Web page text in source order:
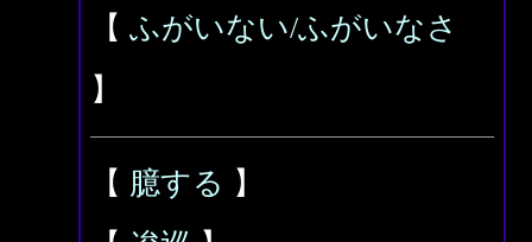
【 ふがいない/ふがいなさ
】
【 臆する 】